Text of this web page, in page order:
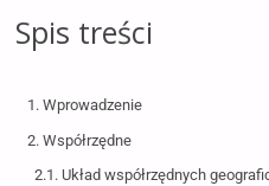
Spis treści
1. Wprowadzenie
2. Współrzędne
2.1. Układ współrzędnych